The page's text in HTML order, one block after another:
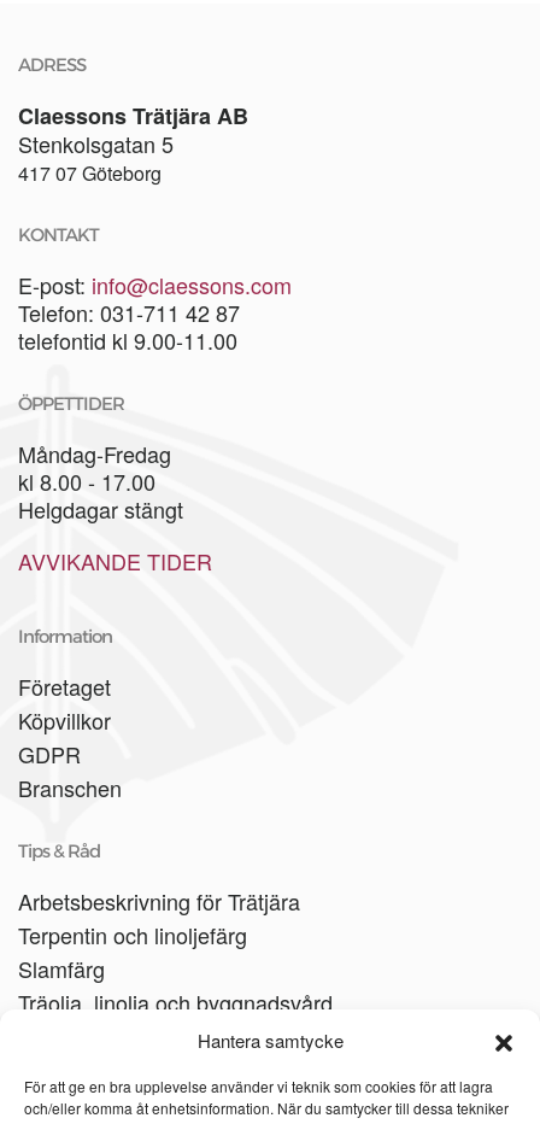
Hantera samtycke
För att ge en bra upplevelse använder vi teknik som cookies för att lagra
och/eller komma åt enhetsinformation. När du samtycker till dessa tekniker
ADRESS
Claessons Trätjära AB
Stenkolsgatan 5
417 07 Göteborg
KONTAKT
E-post: info@claessons.com
Telefon: 031-711 42 87
telefontid kl 9.00-11.00
ÖPPETTIDER
Måndag-Fredag
kl 8.00 - 17.00
Helgdagar stängt
AVVIKANDE TIDER
Information
Företaget
Köpvillkor
GDPR
Branschen
Tips & Råd
Arbetsbeskrivning för Trätjära
Terpentin och linoljefärg
Slamfärg
Träolja, linolja och byggnadsvård